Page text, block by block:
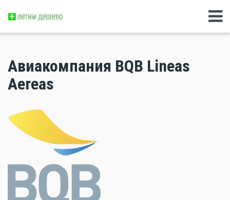
Авиакомпания BQB Lineas
Aereas